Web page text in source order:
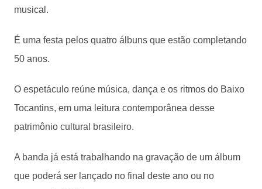
musical.
É uma festa pelos quatro álbuns que estão completando
50 anos.
O espetáculo reúne música, dança e os ritmos do Baixo
Tocantins, em uma leitura contemporânea desse
patrimônio cultural brasileiro.
A banda já está trabalhando na gravação de um álbum
que poderá ser lançado no final deste ano ou no